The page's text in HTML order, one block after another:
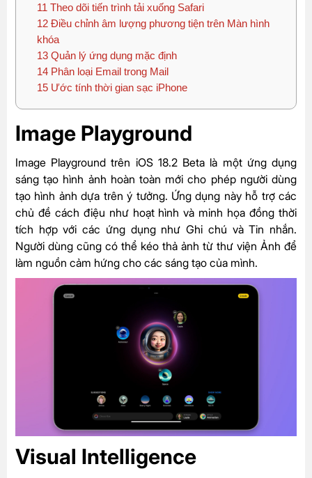
11 Theo dõi tiến trình tải xuống Safari
12 Điều chỉnh âm lượng phương tiện trên Màn hình
khóa
13 Quản lý ứng dụng mặc định
14 Phân loại Email trong Mail
15 Ước tính thời gian sạc iPhone
Image Playground
Image Playground trên iOS 18.2 Beta là một ứng dụng
sáng tạo hình ảnh hoàn toàn mới cho phép người dùng
tạo hình ảnh dựa trên ý tưởng. Ứng dụng này hỗ trợ các
chủ đề cách điệu như hoạt hình và minh họa đồng thời
tích hợp với các ứng dụng như Ghi chú và Tin nhắn.
Người dùng cũng có thể kéo thả ảnh từ thư viện Ảnh để
làm nguồn cảm hứng cho các sáng tạo của mình.
Visual Intelligence